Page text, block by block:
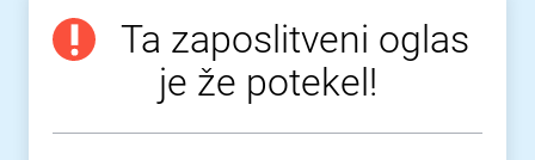
Ta zaposlitveni oglas
je že potekel!